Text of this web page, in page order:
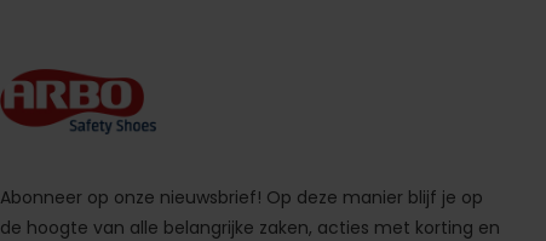
Abonneer op onze nieuwsbrief! Op deze manier blijf je op
de hoogte van alle belangrijke zaken, acties met korting en